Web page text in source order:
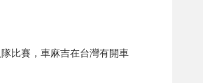
比賽，車麻吉在台灣有開車